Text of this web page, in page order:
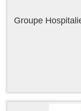
Groupe